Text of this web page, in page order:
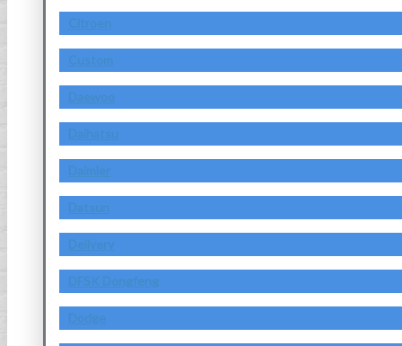
Citroen
Custom
Daewoo
Daihatsu
Daimler
Datsun
Delivery
DFSK Dongfeng
Dodge